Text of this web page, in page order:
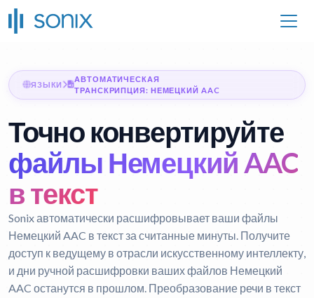
ЯЗЫКИ
АВТОМАТИЧЕСКАЯ
ТРАНСКРИПЦИЯ: НЕМЕЦКИЙ AAC
Точно конвертируйте
файлы Немецкий AAC
в текст
Sonix автоматически расшифровывает ваши файлы
Немецкий AAC в текст за считанные минуты. Получите
доступ к ведущему в отрасли искусственному интеллекту,
и дни ручной расшифровки ваших файлов Немецкий
AAC останутся в прошлом. Преобразование речи в текст